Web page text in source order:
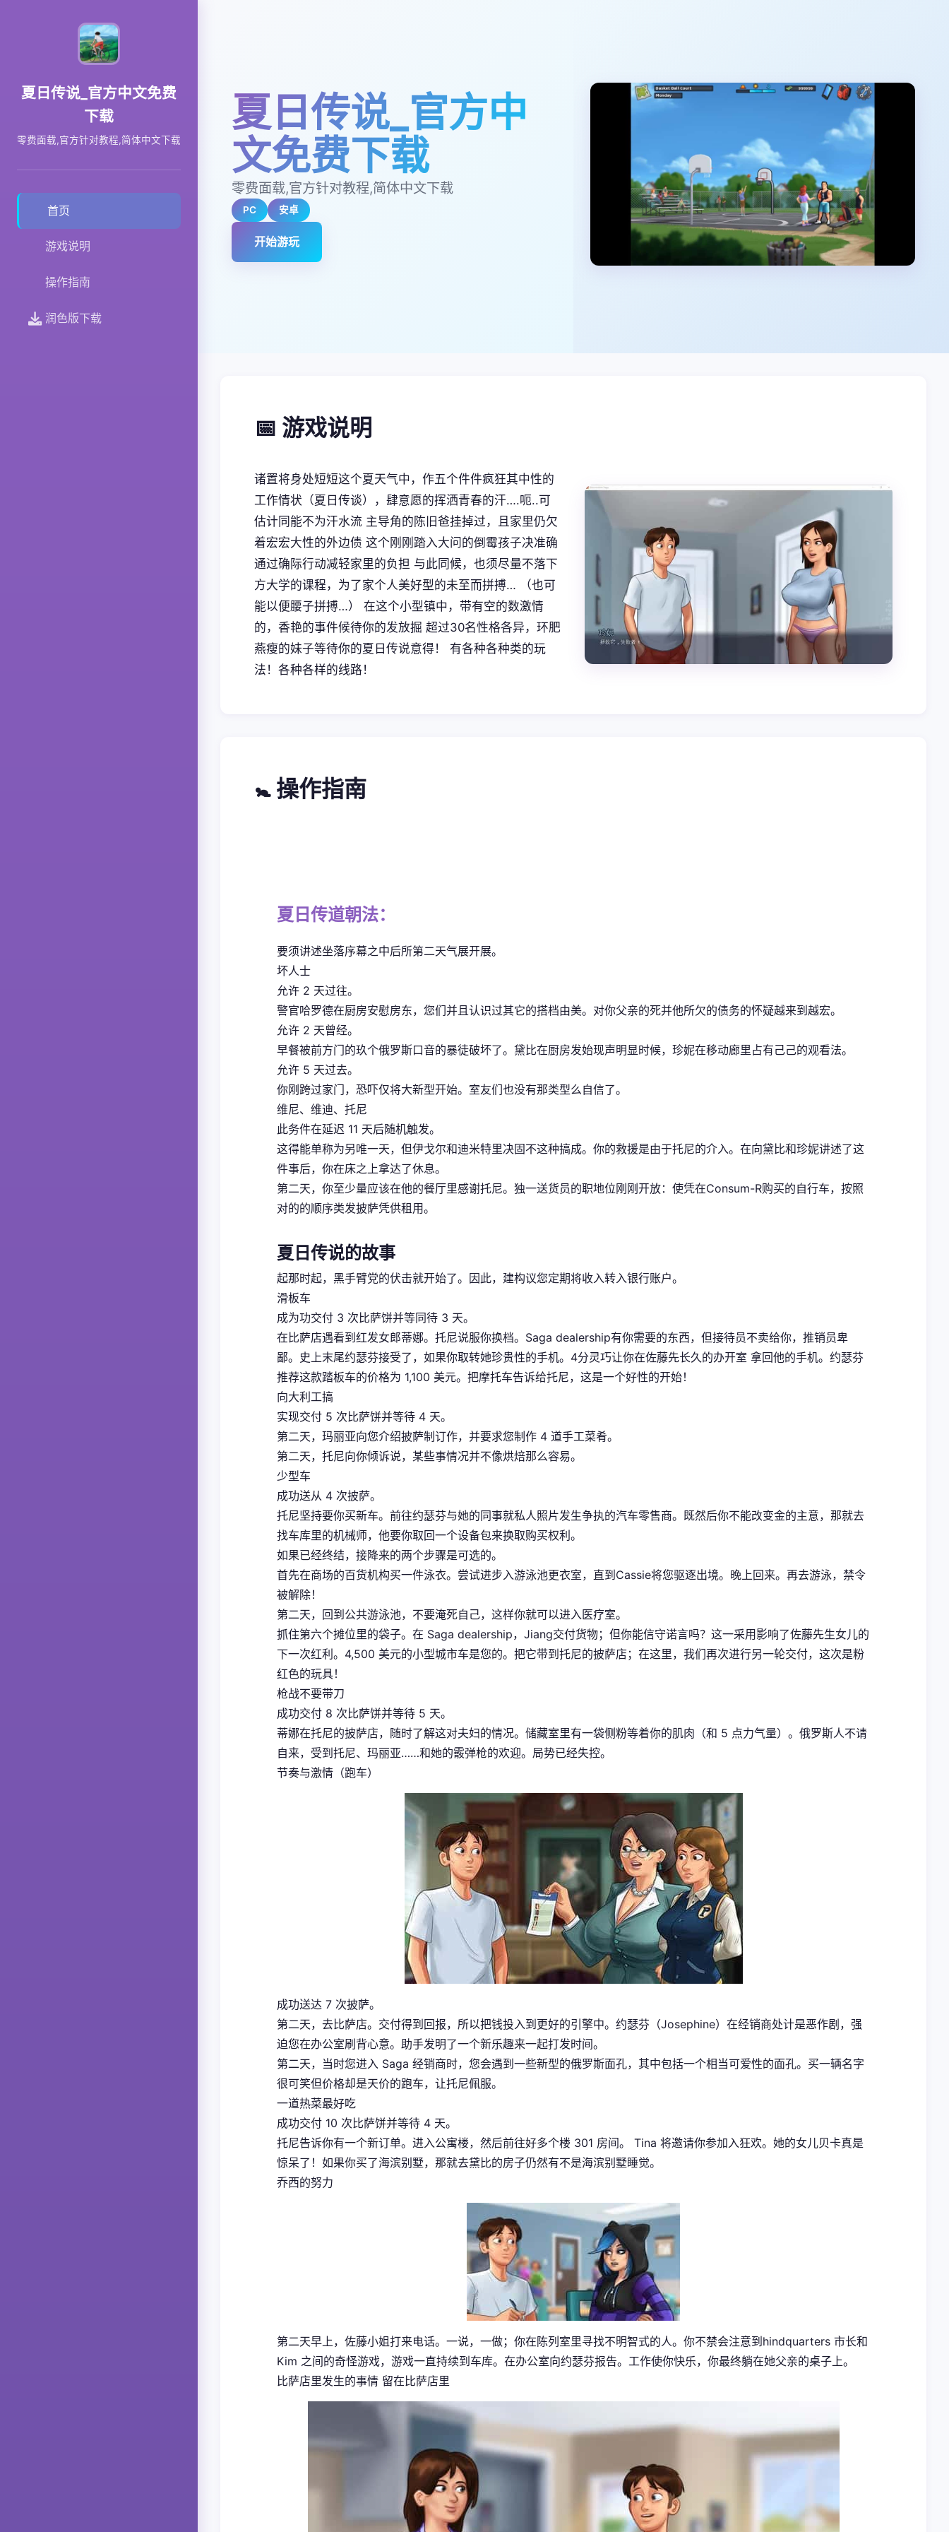
夏日传说_官方中文免费
下载
零费面载,官方针对教程,简体中文下载
首页
游戏说明
操作指南
润色版下载
夏日传说_官方中
文免费下载
零费面载,官方针对教程,简体中文下载
PC 安卓
开始游玩
📅 游戏说明
诸置将身处短短这个夏天气中，作五个件件疯狂其中性的
工作情状（夏日传谈），肆意愿的挥洒青春的汗….呃..可
估计同能不为汗水流 主导角的陈旧爸挂掉过，且家里仍欠
着宏宏大性的外边债 这个刚刚踏入大问的倒霉孩子决准确
通过确际行动减轻家里的负担 与此同候，也须尽量不落下
方大学的课程，为了家个人美好型的未至而拼搏… （也可
能以便腰子拼搏…） 在这个小型镇中，带有空的数激情
的，香艳的事件候待你的发放掘 超过30名性格各异，环肥
燕瘦的妹子等待你的夏日传说意得！ 有各种各种类的玩
法！各种各样的线路！
🚼 操作指南
夏日传道朝法：
要须讲述坐落序幕之中后所第二天气展开展。
坏人士
允许 2 天过往。
警官哈罗德在厨房安慰房东，您们并且认识过其它的搭档由美。对你父亲的死并他所欠的债务的怀疑越来到越宏。
允许 2 天曾经。
早餐被前方门的玖个俄罗斯口音的暴徒破坏了。黛比在厨房发始现声明显时候，珍妮在移动廊里占有己己的观看法。
允许 5 天过去。
你刚跨过家门，恐吓仅将大新型开始。室友们也没有那类型么自信了。
维尼、维迪、托尼
此务件在延迟 11 天后随机触发。
这得能单称为另唯一天，但伊戈尔和迪米特里决固不这种搞成。你的救援是由于托尼的介入。在向黛比和珍妮讲述了这
件事后，你在床之上拿达了休息。
第二天，你至少量应该在他的餐厅里感谢托尼。独一送货员的职地位刚刚开放：使凭在Consum-R购买的自行车，按照
对的的顺序类发披萨凭供租用。
夏日传说的故事
起那时起，黑手臂党的伏击就开始了。因此，建构议您定期将收入转入银行账户。
滑板车
成为功交付 3 次比萨饼并等同待 3 天。
在比萨店遇看到红发女郎蒂娜。托尼说服你换档。Saga dealership有你需要的东西，但接待员不卖给你，推销员卑
鄙。史上末尾约瑟芬接受了，如果你取转她珍贵性的手机。4分灵巧让你在佐藤先长久的办开室 拿回他的手机。约瑟芬
推荐这款踏板车的价格为 1,100 美元。把摩托车告诉给托尼，这是一个好性的开始！
向大利工搞
实现交付 5 次比萨饼并等待 4 天。
第二天，玛丽亚向您介绍披萨制订作，并要求您制作 4 道手工菜肴。
第二天，托尼向你倾诉说，某些事情况并不像烘焙那么容易。
少型车
成功送从 4 次披萨。
托尼坚持要你买新车。前往约瑟芬与她的同事就私人照片发生争执的汽车零售商。既然后你不能改变金的主意，那就去
找车库里的机械师，他要你取回一个设备包来换取购买权利。
如果已经终结，接降来的两个步骤是可选的。
首先在商场的百货机构买一件泳衣。尝试进步入游泳池更衣室，直到Cassie将您驱逐出境。晚上回来。再去游泳，禁令
被解除！
第二天，回到公共游泳池，不要淹死自己，这样你就可以进入医疗室。
抓住第六个摊位里的袋子。在 Saga dealership，Jiang交付货物；但你能信守诺言吗？这一采用影响了佐藤先生女儿的
下一次红利。4,500 美元的小型城市车是您的。把它带到托尼的披萨店；在这里，我们再次进行另一轮交付，这次是粉
红色的玩具！
枪战不要带刀
成功交付 8 次比萨饼并等待 5 天。
蒂娜在托尼的披萨店，随时了解这对夫妇的情况。储藏室里有一袋侧粉等着你的肌肉（和 5 点力气量）。俄罗斯人不请
自来，受到托尼、玛丽亚……和她的霰弹枪的欢迎。局势已经失控。
节奏与激情（跑车）
成功送达 7 次披萨。
第二天，去比萨店。交付得到回报，所以把钱投入到更好的引擎中。约瑟芬（Josephine）在经销商处计是恶作剧，强
迫您在办公室刷背心意。助手发明了一个新乐趣来一起打发时间。
第二天，当时您进入 Saga 经销商时，您会遇到一些新型的俄罗斯面孔，其中包括一个相当可爱性的面孔。买一辆名字
很可笑但价格却是天价的跑车，让托尼佩服。
一道热菜最好吃
成功交付 10 次比萨饼并等待 4 天。
托尼告诉你有一个新订单。进入公寓楼，然后前往好多个楼 301 房间。 Tina 将邀请你参加入狂欢。她的女儿贝卡真是
惊呆了！如果你买了海滨别墅，那就去黛比的房子仍然有不是海滨别墅睡觉。
乔西的努力
第二天早上，佐藤小姐打来电话。一说，一做；你在陈列室里寻找不明智式的人。你不禁会注意到hindquarters 市长和
Kim 之间的奇怪游戏，游戏一直持续到车库。在办公室向约瑟芬报告。工作使你快乐，你最终躺在她父亲的桌子上。
比萨店里发生的事情 留在比萨店里